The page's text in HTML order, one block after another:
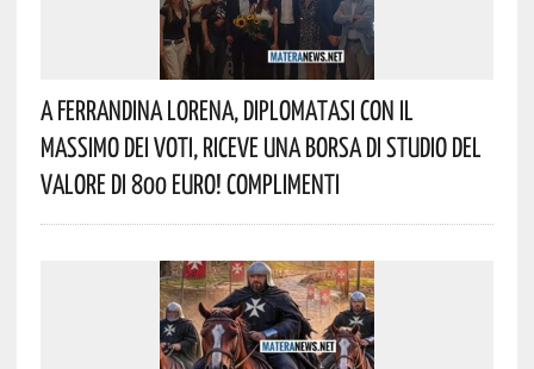
A Ferrandina Lorena, Diplomatasi Con Il
Massimo Dei Voti, Riceve Una Borsa Di Studio Del
Valore Di 800 Euro! Complimenti